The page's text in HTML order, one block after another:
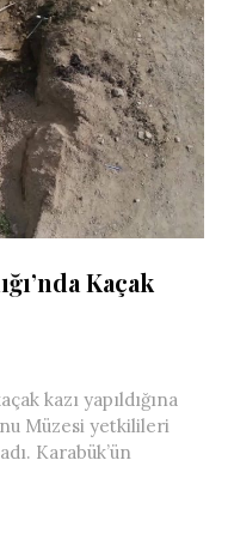
Kaçak
kazı yapıldığına
Müzesi yetkilileri
Karabük’ün